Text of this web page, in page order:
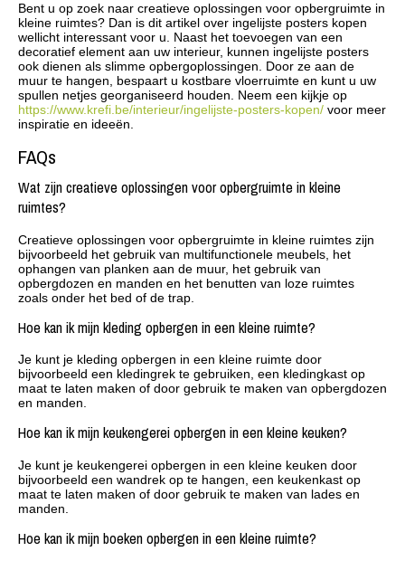
Bent u op zoek naar creatieve oplossingen voor opbergruimte in
kleine ruimtes? Dan is dit artikel over ingelijste posters kopen
wellicht interessant voor u. Naast het toevoegen van een
decoratief element aan uw interieur, kunnen ingelijste posters
ook dienen als slimme opbergoplossingen. Door ze aan de
muur te hangen, bespaart u kostbare vloerruimte en kunt u uw
spullen netjes georganiseerd houden. Neem een kijkje op
https://www.krefi.be/interieur/ingelijste-posters-kopen/ voor meer
inspiratie en ideeën.
FAQs
Wat zijn creatieve oplossingen voor opbergruimte in kleine
ruimtes?
Creatieve oplossingen voor opbergruimte in kleine ruimtes zijn
bijvoorbeeld het gebruik van multifunctionele meubels, het
ophangen van planken aan de muur, het gebruik van
opbergdozen en manden en het benutten van loze ruimtes
zoals onder het bed of de trap.
Hoe kan ik mijn kleding opbergen in een kleine ruimte?
Je kunt je kleding opbergen in een kleine ruimte door
bijvoorbeeld een kledingrek te gebruiken, een kledingkast op
maat te laten maken of door gebruik te maken van opbergdozen
en manden.
Hoe kan ik mijn keukengerei opbergen in een kleine keuken?
Je kunt je keukengerei opbergen in een kleine keuken door
bijvoorbeeld een wandrek op te hangen, een keukenkast op
maat te laten maken of door gebruik te maken van lades en
manden.
Hoe kan ik mijn boeken opbergen in een kleine ruimte?